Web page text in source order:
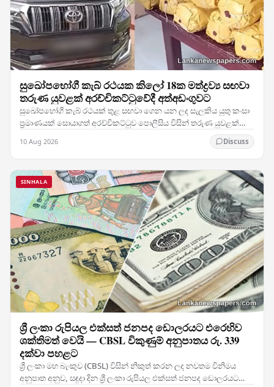
සුඛෝපභෝගී කැබ් රථයක කිලෝ 18ක මත්ද්‍රව්‍ය සඟවා
තරුණ යුවළක් අරච්චිකට්ටුවේදී අත්අඩංගුවට
සුඛෝපභෝගී කැබ් රථයක් තුළ සඟවා ගෙන යන ලද සැලකිය යුතු කංසා
ප්‍රමාණයක් සොයාගත් අරච්චිකට්ටුව පොලීසිය විසින් තරුණ යුවළක්
10 Aug 2026 Discuss
SINHALA
ශ්‍රී ලංකා රුපියල එක්සත් ජනපද ඩොලරයට එරෙහිව
ශක්තිමත් වෙයි — CBSL විකුණුම් අනුපාතය රු. 339
දක්වා පහළට
ශ්‍රී ලංකා මහ බැංකුව (CBSL) විසින් නිකුත් කරන ලද නවතම විනිමය
අනුපාත අනුව, සඳුදා දින ශ්‍රී ලංකා රුපියල එක්සත් ජනපද ඩොලරයට